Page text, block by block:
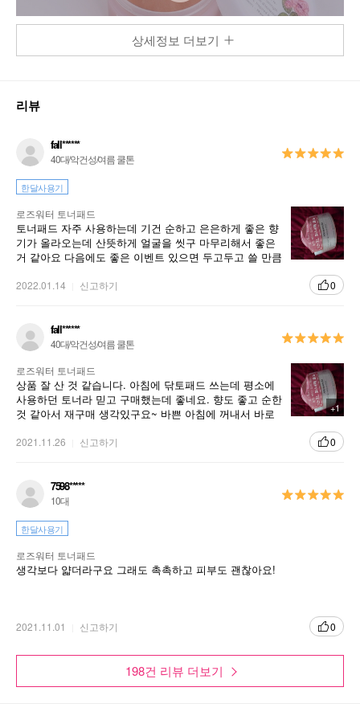
제품특징
로즈워터 토너 패드
토너로, 시트 마스크로 사용하는 로즈워터 토너에 풍덩 빠진 장미
성분 패드
상세정보 더보기
리뷰
fall******
40대/악건성/여름 쿨톤
한달사용기
로즈워터 토너패드
토너패드 자주 사용하는데 기건 순하고 은은하게 좋은 향
기가 올라오는데 산뜻하게 얼굴을 씻구 마무리해서 좋은
거 같아요 다음에도 좋은 이벤트 있으면 두고두고 쓸 만큼
2022.01.14 신고하기 0
fall******
40대/악건성/여름 쿨톤
+1
로즈워터 토너패드
상품 잘 산 것 같습니다. 아침에 닦토패드 쓰는데 평소에
사용하던 토너라 믿고 구매했는데 좋네요. 향도 좋고 순한
것 같아서 재구매 생각있구요~ 바쁜 아침에 꺼내서 바로
2021.11.26 신고하기 0
7598*****
10대
한달사용기
로즈워터 토너패드
생각보다 얇더라구요 그래도 촉촉하고 피부도 괜찮아요!
2021.11.01 신고하기 0
198건 리뷰 더보기